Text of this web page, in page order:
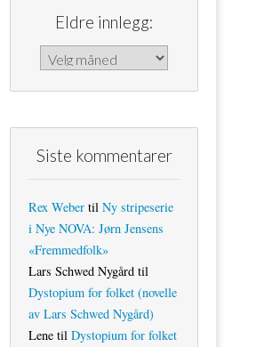
Eldre innlegg:
Eldre innlegg:
Siste kommentarer
Rex Weber til Ny stripeserie
i Nye NOVA: Jørn Jensens
«Fremmedfolk»
Lars Schwed Nygård til
Dystopium for folket (novelle
av Lars Schwed Nygård)
Lene til Dystopium for folket